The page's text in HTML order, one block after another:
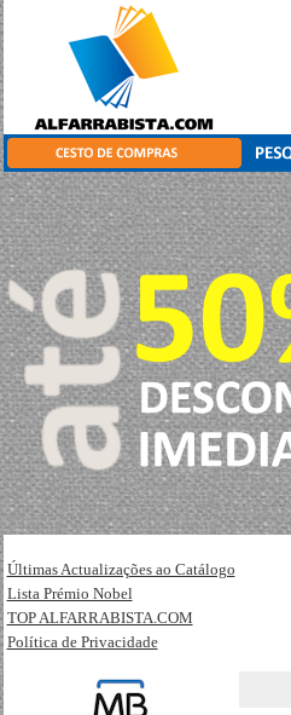
Últimas Actualizações ao Catálogo
Lista Prémio Nobel
TOP ALFARRABISTA.COM
Política de Privacidade